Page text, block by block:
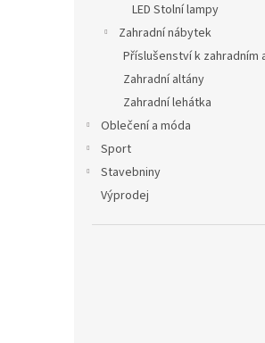
LED Stolní lampy
Zahradní nábytek
Příslušenství k zahradním
Zahradní altány
Zahradní lehátka
Oblečení a móda
Sport
Stavebniny
Výprodej